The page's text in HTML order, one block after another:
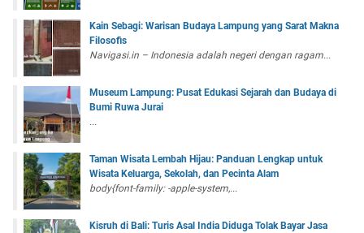
Kain Sebagi: Warisan Budaya Lampung yang Sarat Makna
Filosofis
Navigasi.in – Indonesia adalah negeri dengan ragam...
Museum Lampung: Pusat Edukasi Sejarah dan Budaya di
Bumi Ruwa Jurai
...
Taman Wisata Lembah Hijau: Panduan Lengkap untuk
Wisata Keluarga, Sekolah, dan Pecinta Alam
body{font-family: -apple-system,...
Kisruh di Bali: Turis Asal India Diduga Tolak Bayar Jasa